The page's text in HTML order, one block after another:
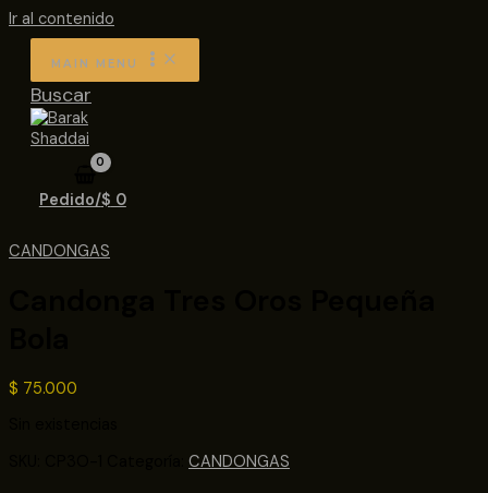
Ir al contenido
MAIN MENU
Buscar
Pedido/$ 0
CANDONGAS
$ 75.000
CANDONGAS